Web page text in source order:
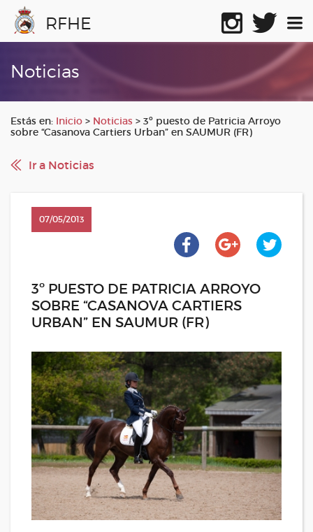
RFHE
Noticias
Estás en: Inicio > Noticias > 3º puesto de Patricia Arroyo
sobre “Casanova Cartiers Urban” en SAUMUR (FR)
Ir a Noticias
07/05/2013
3º PUESTO DE PATRICIA ARROYO
SOBRE “CASANOVA CARTIERS
URBAN” EN SAUMUR (FR)